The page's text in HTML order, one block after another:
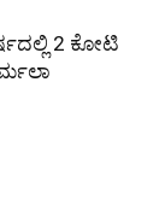
2 ಕೋಟಿ